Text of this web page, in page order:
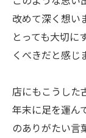
改めて深く想い
とっても大切に
くべきだと感じ
店にもこうした
年末に足を運ん
のありがたい言